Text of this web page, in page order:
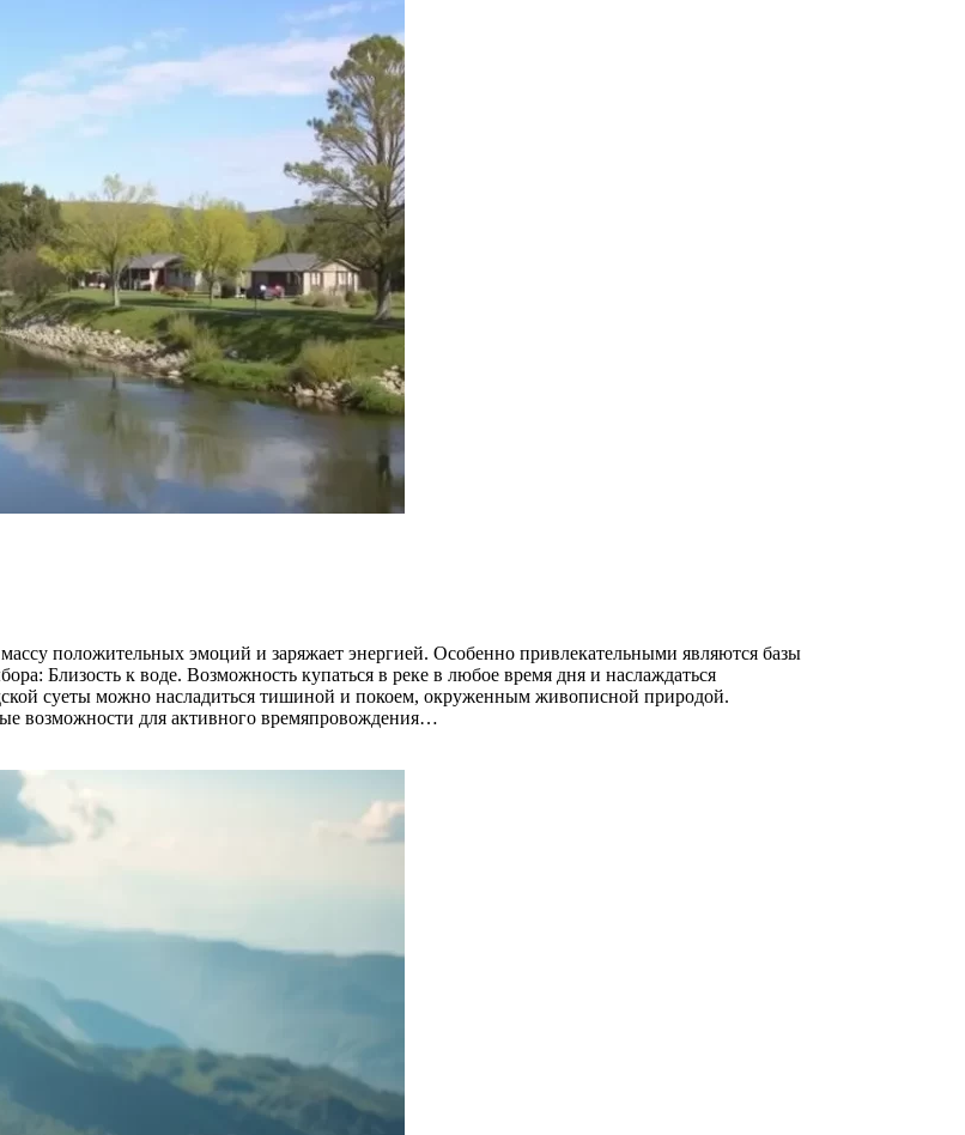
положительных эмоций и заряжает энергией. Особенно привлекательными являются базы
Близость к воде. Возможность купаться в реке в любое время дня и наслаждаться
суеты можно насладиться тишиной и покоем, окруженным живописной природой.
возможности для активного времяпровождения…